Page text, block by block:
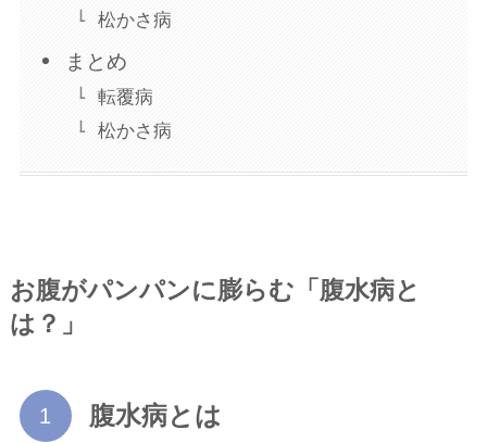
松かさ病
まとめ
転覆病
松かさ病
お腹がパンパンに膨らむ「腹水病と
は？」
腹水病とは